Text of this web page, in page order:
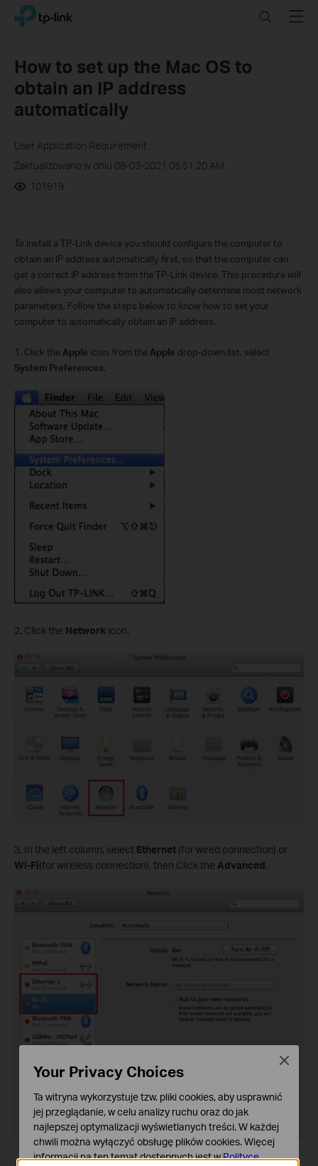
Click
navigation
TP-Link, Reliably Smart SearchMenu
How to set up the Mac OS to
obtain an IP address
automatically
User Application Requirement
Zaktualizowano w dniu 08-03-2021 05:51:20 AM
101919
To install a TP-Link device you should configure the computer to
obtain an IP address automatically first, so that the computer can
get a correct IP address from the TP-Link device. This procedure will
also allows your computer to automatically determine most network
parameters. Follow the steps below to know how to set your
computer to automatically obtain an IP address.
1. Click the Apple icon, from the Apple drop-down list, select
System Preferences.
2. Click the Network icon.
3. In the left column, select Ethernet (for wired connection) or
Wi-Fi(for wireless connection), then Click the Advanced.
Your Privacy Choices
Ta witryna wykorzystuje tzw. pliki cookies, aby usprawnić
jej przeglądanie, w celu analizy ruchu oraz do jak
najlepszej optymalizacji wyświetlanych treści. W każdej
chwili można wyłączyć obsługę plików cookies. Więcej
informacji na ten temat dostępnych jest wPolityce
Close